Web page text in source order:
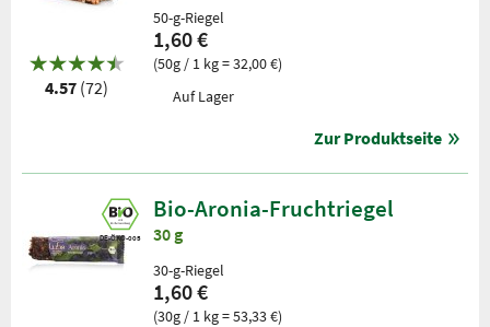
4.57 (72)
50-g-Riegel
1,60 €
(50g / 1 kg = 32,00 €)
Auf Lager
Zur Produktseite
DE-ÖKO-005
Bio-Aronia-Fruchtriegel
30 g
30-g-Riegel
1,60 €
(30g / 1 kg = 53,33 €)